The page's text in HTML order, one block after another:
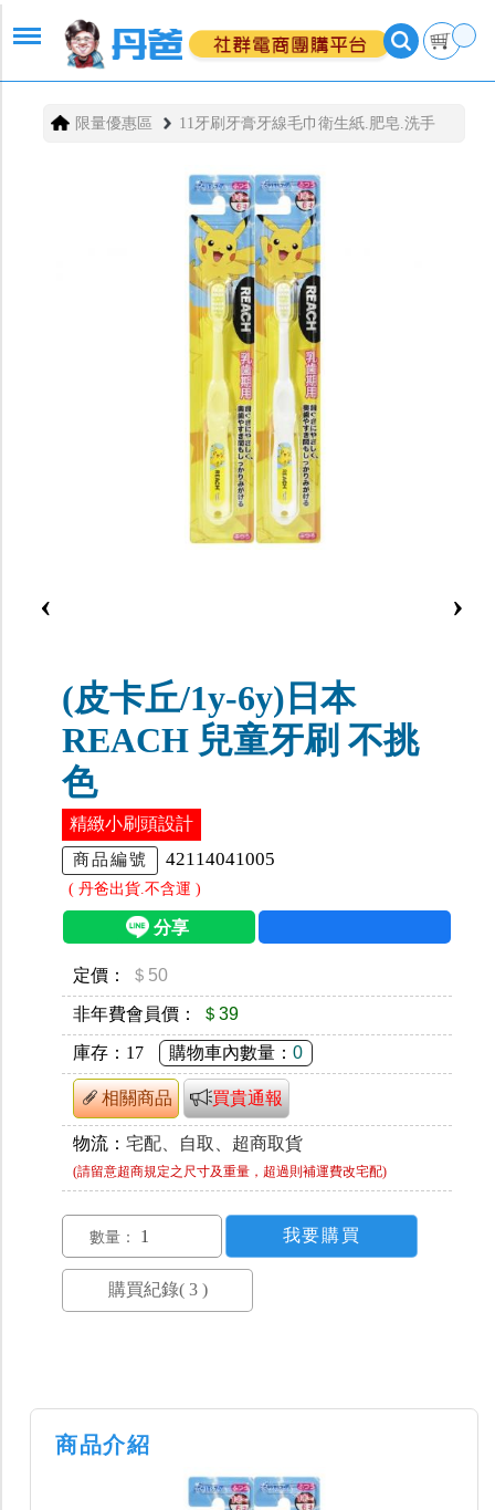
限量優惠區 11牙刷牙膏牙線毛巾衛生紙.肥皂.洗手
‹ ›
(皮卡丘/1y-6y)日本
REACH 兒童牙刷 不挑
色
精緻小刷頭設計
商品編號 42114041005
( 丹爸出貨.不含運 )
定價： ＄50
非年費會員價： ＄39
庫存： 17 購物車內數量： 0
相關商品 買貴通報
物流： 宅配、自取、超商取貨
(請留意超商規定之尺寸及重量，超過則補運費改宅配)
數量：
商品介紹